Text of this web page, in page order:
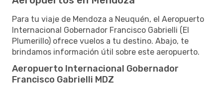
Para tu viaje de Mendoza a Neuquén, el Aeropuerto
Internacional Gobernador Francisco Gabrielli (El
Plumerillo) ofrece vuelos a tu destino. Abajo, te
brindamos información útil sobre este aeropuerto.
Aeropuerto Internacional Gobernador
Francisco Gabrielli MDZ